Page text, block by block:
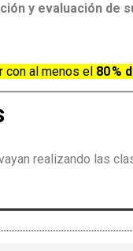
y evaluación de
con al menos el 80 %
realizando las